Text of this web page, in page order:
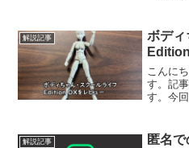
して機
ドメイ
解説記事
ボディ
こんに
す。記
す。今
解説記事
匿名